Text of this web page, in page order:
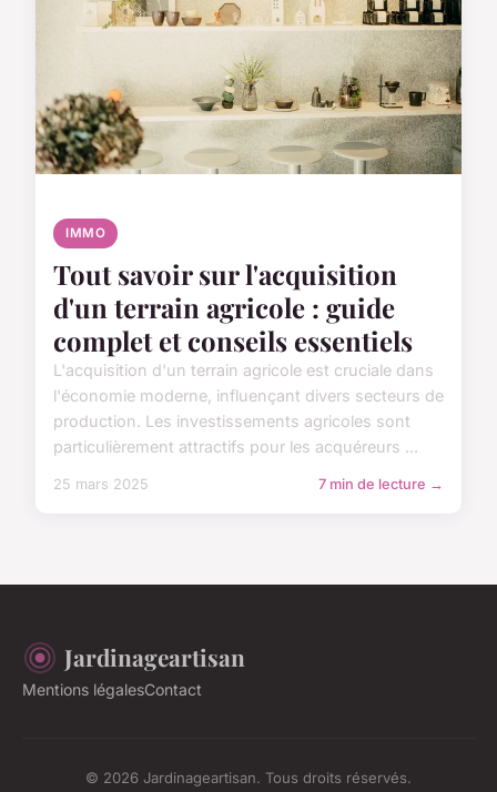
IMMO
Tout savoir sur l'acquisition
d'un terrain agricole : guide
complet et conseils essentiels
L'acquisition d'un terrain agricole est cruciale dans
l'économie moderne, influençant divers secteurs de
production. Les investissements agricoles sont
particulièrement attractifs pour les acquéreurs ...
25 mars 2025 7 min de lecture →
Jardinageartisan
Mentions légalesContact
© 2026 Jardinageartisan. Tous droits réservés.